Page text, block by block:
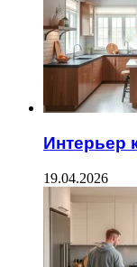
Интерьер
19.04.2026